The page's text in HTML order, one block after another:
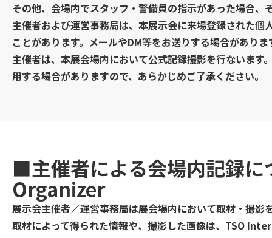
その他、会場内でスタッフ・警備員の指示があった場合、
主催者および運営事務局は、本展示会に来場登録された
ことがあります。メールやDM等をお送りする場合があり
主催者は、本展会場内において公式記録撮影を行ないま
用する場合がありますので、あらかじめご了承ください。
■主催者による会場内記録に
Organizer
展示会主催者／運営事務局は展会場内において取材・撮影
取材によって得られた情報や、撮影した画像は、TSO